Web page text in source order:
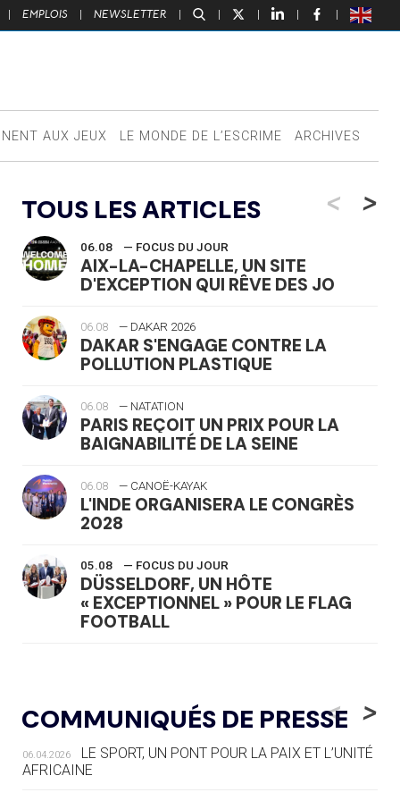
| EMPLOIS | NEWSLETTER | | | | |
AUX JEUX LE MONDE DE L’ESCRIME ARCHIVES
TOUS LES ARTICLES <
06.08 — FOCUS DU JOUR
AIX-LA-CHAPELLE, UN SITE
D'EXCEPTION QUI RÊVE DES JO
06.08 — DAKAR 2026
DAKAR S'ENGAGE CONTRE LA
POLLUTION PLASTIQUE
06.08 — NATATION
PARIS REÇOIT UN PRIX POUR LA
BAIGNABILITÉ DE LA SEINE
06.08 — CANOË-KAYAK
L'INDE ORGANISERA LE CONGRÈS
2028
05.08 — FOCUS DU JOUR
DÜSSELDORF, UN HÔTE
« EXCEPTIONNEL » POUR LE FLAG
FOOTBALL
LE RÊVE DE VOIR LA LUGE ALPINE
AUX JO « N'EST PAS FINI »
05.08 — TIR À L'ARC
DES MONDIAUX À BRISBANE SUR LA
>
COMMUNIQUÉS DE PRESSE
<
06.04.2026
LE SPORT, UN PONT POUR LA PAIX ET L’UNITÉ
AFRICAINE
>